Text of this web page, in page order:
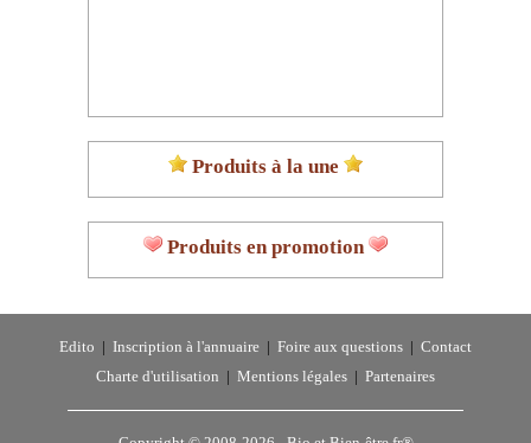
Produits à la une
Produits en promotion
Edito Inscription à l'annuaire Foire aux questions
Contact
Charte d'utilisation
Mentions légales Partenaires